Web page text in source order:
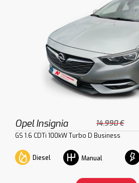
Opel Insignia 14.990 €
GS 1.6 CDTi 100kW Turbo D Business
Diesel Manual